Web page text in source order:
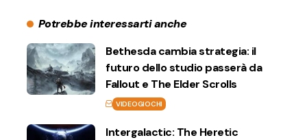
Potrebbe interessarti anche
Bethesda cambia strategia: il
futuro dello studio passerà da
Fallout e The Elder Scrolls
VIDEOGIOCHI
Intergalactic: The Heretic